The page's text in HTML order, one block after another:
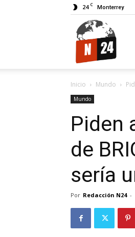
24 C Monterrey
Inicio Mundo
Mundo
Piden
de
sería
Por Redacción N24 -